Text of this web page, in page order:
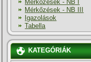
Mérkőzések - NB I
Mérkőzések - NB III
Igazolások
Tabella
KATEGÓRIÁK